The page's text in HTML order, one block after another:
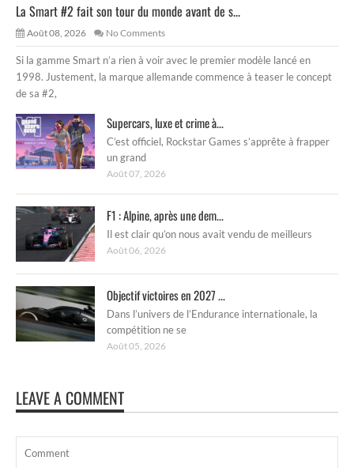
La Smart #2 fait son tour du monde avant de s...
Août 08, 2026 No Comments
Si la gamme Smart n’a rien à voir avec le premier modèle lancé en
1998. Justement, la marque allemande commence à teaser le concept
de sa #2,
Supercars, luxe et crime à...
C’est officiel, Rockstar Games s’apprête à frapper
un grand
Août 07, 2026
F1 : Alpine, après une dem...
Il est clair qu’on nous avait vendu de meilleurs
Août 06, 2026
Objectif victoires en 2027 ...
Dans l’univers de l’Endurance internationale, la
compétition ne se
Août 05, 2026
LEAVE A COMMENT